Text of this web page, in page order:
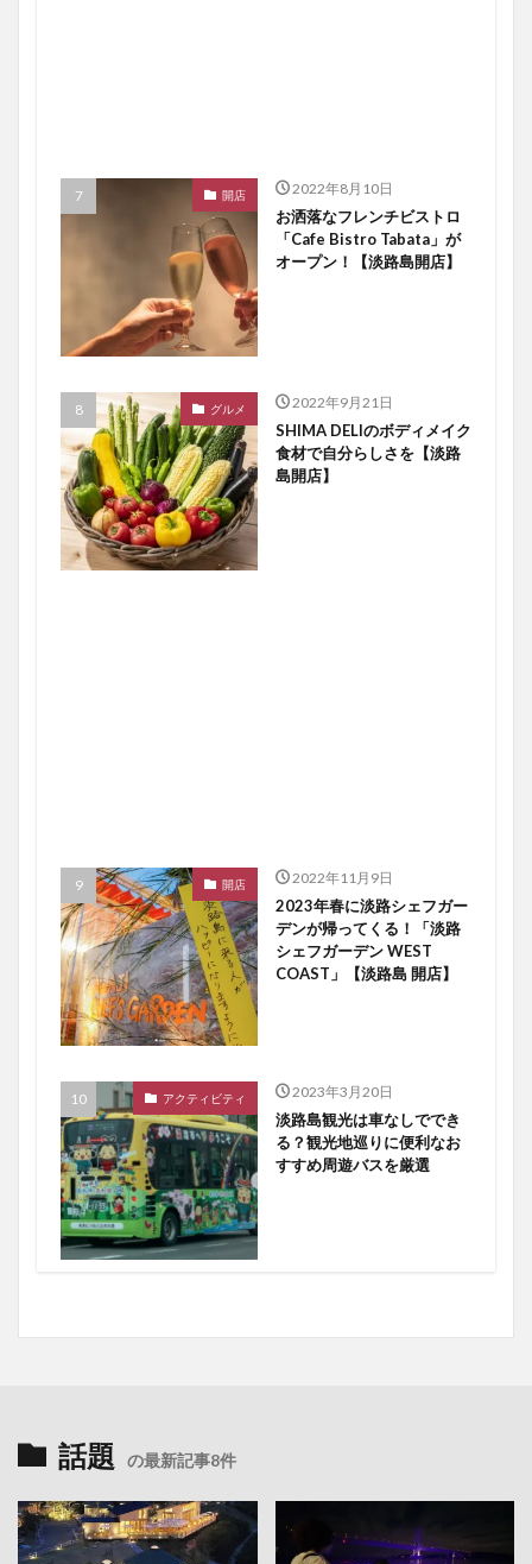
開店 2022年8月10日
お洒落なフレンチビストロ
「Cafe Bistro Tabata」が
オープン！【淡路島開店】
グルメ 2022年9月21日
SHIMA DELIのボディメイク
食材で自分らしさを【淡路
島開店】
開店 2022年11月9日
2023年春に淡路シェフガー
デンが帰ってくる！「淡路
シェフガーデン WEST
COAST」【淡路島 開店】
アクティビティ 2023年3月20日
淡路島観光は車なしででき
る？観光地巡りに便利なお
すすめ周遊バスを厳選
話題 の最新記事8件